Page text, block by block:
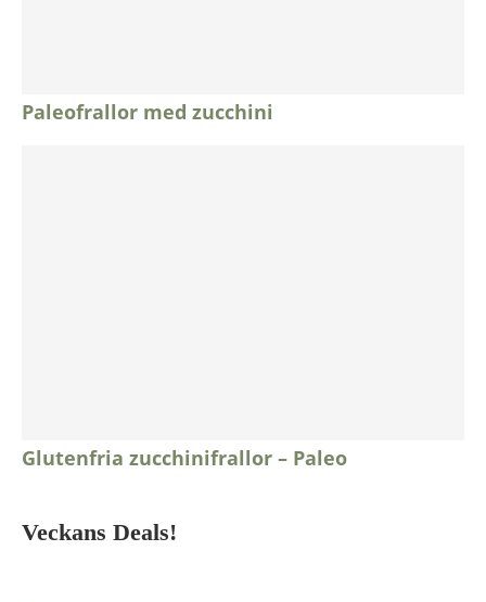
Paleofrallor med zucchini
Glutenfria zucchinifrallor – Paleo
Veckans Deals!